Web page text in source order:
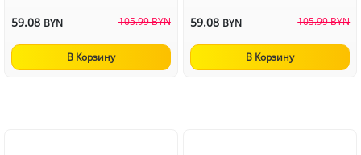
59.08 BYN 105.99 BYN
В Корзину
59.08 BYN 105.99 BYN
В Корзину